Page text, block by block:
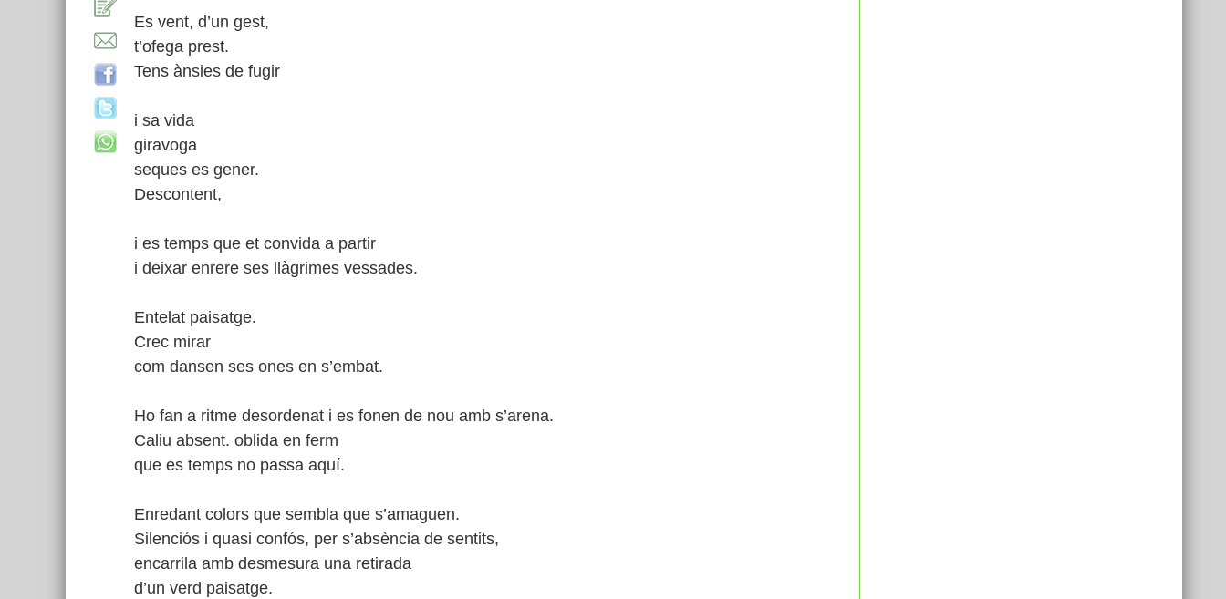
Es vent, d’un gest,
t’ofega prest.
Tens ànsies de fugir
i sa vida
giravoga
seques es gener.
Descontent,
i es temps que et convida a partir
i deixar enrere ses llàgrimes vessades.
Entelat paisatge.
Crec mirar
com dansen ses ones en s’embat.
Ho fan a ritme desordenat i es fonen de nou amb s’arena.
Caliu absent. oblida en ferm
que es temps no passa aquí.
Enredant colors que sembla que s’amaguen.
Silenciós i quasi confós, per s’absència de sentits,
encarrila amb desmesura una retirada
d’un verd paisatge.